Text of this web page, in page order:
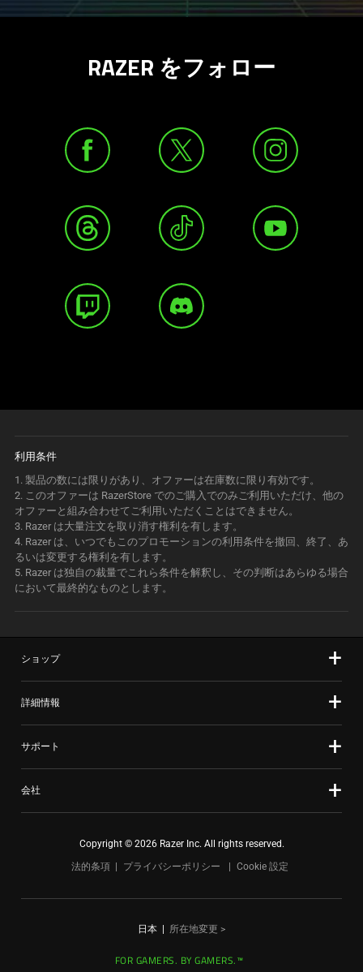
RAZER をフォロー
利用条件
1. 製品の数には限りがあり、オファーは在庫数に限り有効です。
2. このオファーは RazerStore でのご購入でのみご利用いただけ、他の
オファーと組み合わせてご利用いただくことはできま せん。
3. Razer は大量注文を取り消す権利を有し ます。
4. Razer は、いつでもこのプロモーションの利用条件を撤回、終了、あ
るいは変更する権利を有し ます。
5. Razer は独自の裁量でこれら条件を解釈し、その判断はあらゆる場合
において最終的なものとし ます。
ショップ
詳細情報
サポート
会社
Copyright © 2026 Razer Inc. All rights reserved.
法的条項
プライバシーポリシー Cookie 設定
日本 所在地変更 >
FOR GAMERS. BY GAMERS.™